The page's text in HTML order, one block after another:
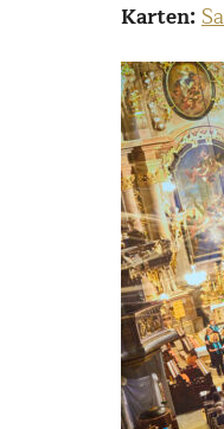
Karten: